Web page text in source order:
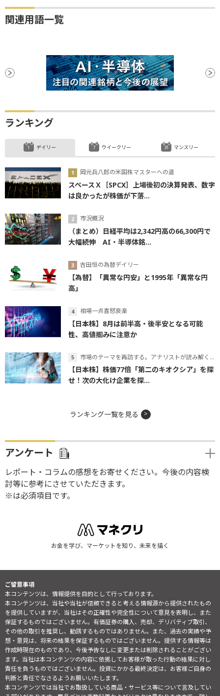
関連用語一覧
ランキング
デイリー
岡元兵八郎の米国株マスターへの道
スペースＸ［SPCX］上場後初の決算発表、数字
は良かったが株価が下落...
市況概況
（まとめ）日経平均は2,342円高の66,300円で
大幅続伸 AI・半導体銘...
吉田恒の為替デイリー
【為替】「異常な円安」と1995年「異常な円
高」
相場一点喜怒哀楽
【日本株】8月は前半高・後半安となる可能
性、高値掴みに注意か
市場のテーマを再訪する。アナリストが読み解くテーマの本質
【日本株】株価77倍「第二のキオクシア」を探
せ！次の大化け企業を探...
ウイークリー マンスリー
ランキング一覧を見る
アンケート
レポート・コラムの感想をお寄せください。今後の内容検
討等に参考にさせていただきます。
※は必須項目です。
お金を学び、マーケットを知り、未来を描く
ご留意事項
本コンテンツは、情報提供を目的として行っております。
本コンテンツは、当社や当社が信頼できると考える情報源から提供されたもの
を提供していますが、当社はその正確性や完全性について意見を表明し、また
保証するものではございません。有価証券の購入、売却、デリバティブ取引、
その他の取引を推奨し、勧誘するものではありません。また、過去の実績や予
想・意見は、将来の結果を保証するものではございません。提供する情報等は
作成時現在のものであり、今後予告なしに変更または削除されることがござい
ます。当社は本コンテンツの内容に依拠してお客様が取った行動の結果に対し
責任を負うものではございません。投資にかかる最終決定は、お客様ご自身の
判断と責任でなさるようお願いいたします。
本コンテンツでは当社でお取扱している商品・サービス等について言及してい